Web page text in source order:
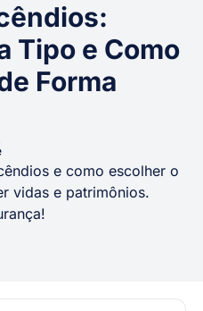
Tipo e Como
Forma
e como escolher o
vidas e patrimônios.